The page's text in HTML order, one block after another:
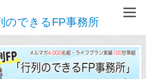
のできるFP事務所